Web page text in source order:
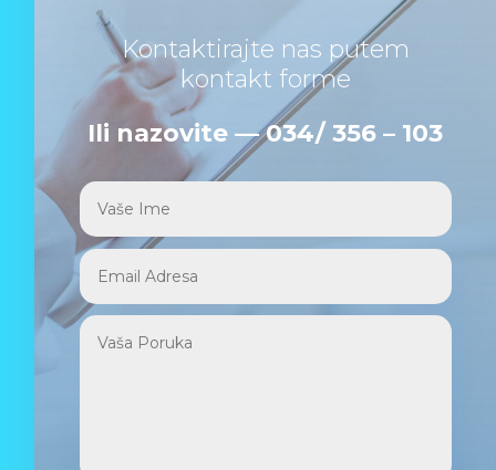
Kontaktirajte nas putem
kontakt forme
Ili nazovite — 034/ 356 – 103